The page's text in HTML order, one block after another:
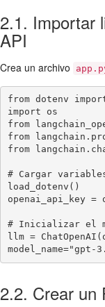
2.1. Importar
API
Crea un archivo
from dotenv
import os
from
from
from
# Cargar
load_dotenv()
openai_api_key =
# Inicializar el
llm =
2.2. Crear un